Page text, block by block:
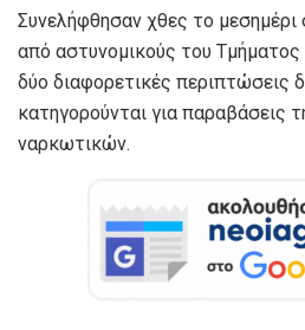
Συνελήφθησαν χθες το μεσημέρι
από αστυνομικούς του
δύο διαφορετικές περιπτώσεις
κατηγορούνται για παραβάσεις
ναρκωτικών.